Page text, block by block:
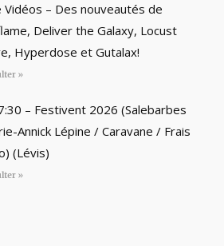
Vidéos – Des nouveautés de
Deliver the Galaxy, Locust
Hyperdose et Gutalax!
»
– Festivent 2026 (Salebarbes
Annick Lépine / Caravane / Frais
(Lévis)
»